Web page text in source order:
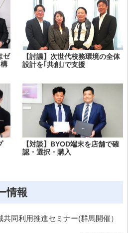
ゼ
【討議】次世代校務環境の全体
設計を｢共創｣で支援
【対談】BYOD端末を店舗で確
認・選択・購入
情報
同利用推進セミナー(群馬開催）